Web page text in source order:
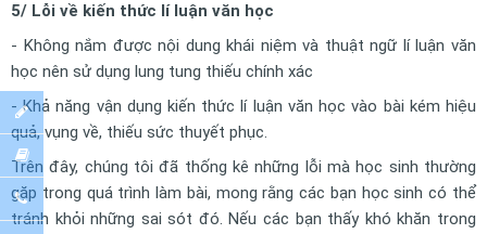
5/ Lỗi về kiến thức lí luận văn học
- Không nắm được nội dung khái niệm và thuật ngữ lí luận văn
học nên sử dụng lung tung thiếu chính xác
- Khả năng vận dụng kiến thức lí luận văn học vào bài kém hiệu
quả, vụng về, thiếu sức thuyết phục.
Trên đây, chúng tôi đã thống kê những lỗi mà học sinh thường
gặp trong quá trình làm bài, mong rằng các bạn học sinh có thể
tránh khỏi những sai sót đó. Nếu các bạn thấy khó khăn trong